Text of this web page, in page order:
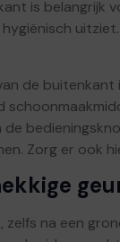
is
hygiënisch
de buitenkant
Zorg er ook
zelfs na een